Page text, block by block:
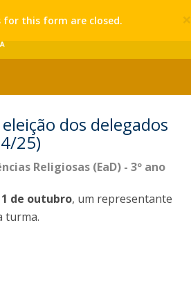
×
for this form are closed.
dos delegados
25)
Religiosas (EaD) - 3º ano
de outubro, um representante
turma.